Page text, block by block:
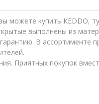
можете купить KEDDO,
выполнены из
В ассортименте
Приятных покупок